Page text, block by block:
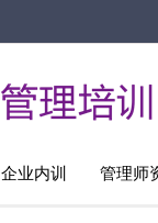
企业内训 管理师